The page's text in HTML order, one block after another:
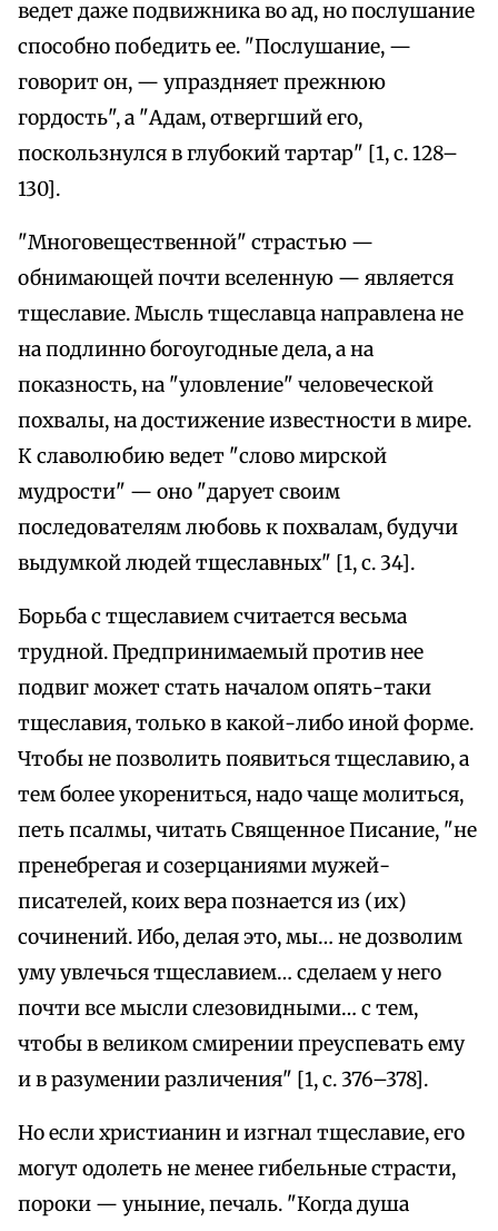
ведет даже подвижника во ад, но послушание
способно победить ее. "Послушание, —
говорит он, — упраздняет прежнюю
гордость", а "Адам, отвергший его,
поскользнулся в глубокий тартар" [1, с. 128–
130].
"Многовещественной" страстью —
обнимающей почти вселенную — является
тщеславие. Мысль тщеславца направлена не
на подлинно богоугодные дела, а на
показность, на "уловление" человеческой
похвалы, на достижение известности в мире.
К славолюбию ведет "слово мирской
мудрости" — оно "дарует своим
последователям любовь к похвалам, будучи
выдумкой людей тщеславных" [1, с. 34].
Борьба с тщеславием считается весьма
трудной. Предпринимаемый против нее
подвиг может стать началом опять-таки
тщеславия, только в какой-либо иной форме.
Чтобы не позволить появиться тщеславию, а
тем более укорениться, надо чаще молиться,
петь псалмы, читать Священное Писание, "не
пренебрегая и созерцаниями мужей-
писателей, коих вера познается из (их)
сочинений. Ибо, делая это, мы… не дозволим
уму увлечься тщеславием… сделаем у него
почти все мысли слезовидными… с тем,
чтобы в великом смирении преуспевать ему
и в разумении различения" [1, с. 376–378].
Но если христианин и изгнал тщеславие, его
могут одолеть не менее гибельные страсти,
пороки — уныние, печаль. "Когда душа